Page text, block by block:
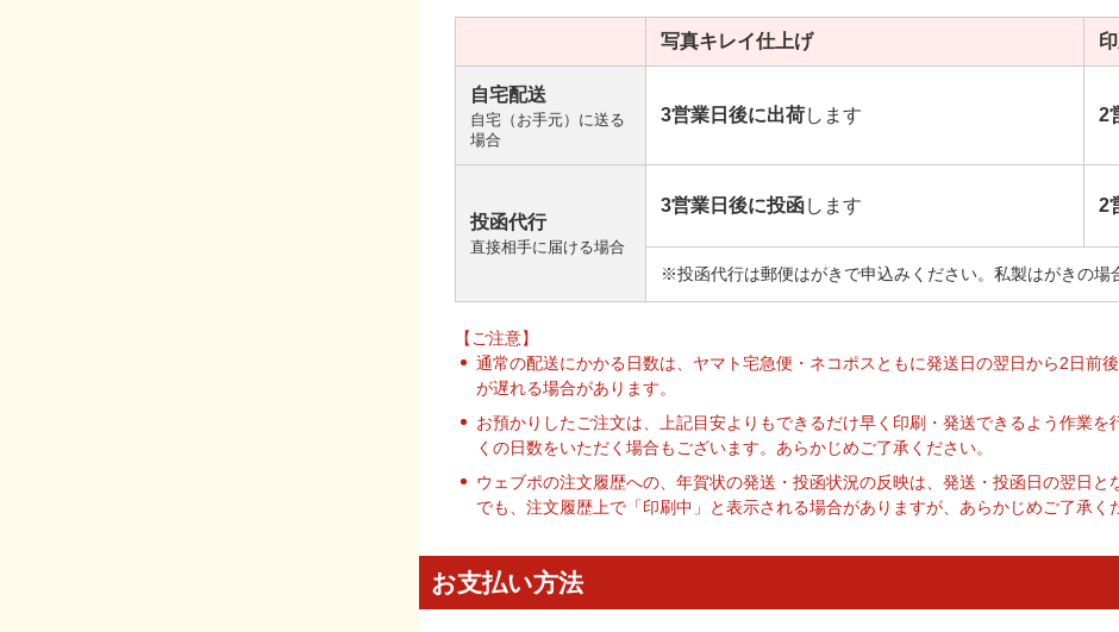
写真キレイ仕上げ
自宅配送
自宅（お手元）に送る
場合
3営業日後に出荷します 2
投函代行
直接相手に届ける場合
3営業日後に投函します 2
※投函代行は郵便はがきで申込みください。私製はがきの場
【ご注意】
通常の配送にかかる日数は、ヤマト宅急便・ネコポスともに発送日の翌日から2日前
が遅れる場合があります。
お預かりしたご注文は、上記目安よりもできるだけ早く印刷・発送できるよう作業
くの日数をいただく場合もございます。あらかじめご了承ください。
ウェブポの注文履歴への、年賀状の発送・投函状況の反映は、発送・投函日の翌日
でも、注文履歴上で「印刷中」と表示される場合がありますが、あらかじめご了承く
お支払い方法